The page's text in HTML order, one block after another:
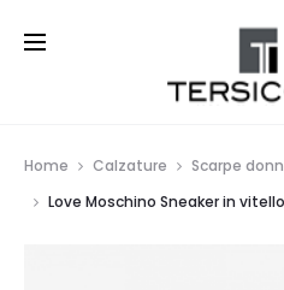
Home Calzature Scarpe
Love Moschino Sneaker in